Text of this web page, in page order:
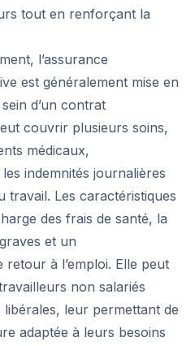
tout en renforçant la
l’assurance
est généralement mise en
d’un contrat
couvrir plusieurs soins,
médicaux,
indemnités journalières
travail. Les caractéristiques
des frais de santé, la
et un
à l’emploi. Elle peut
non salariés
leur permettant de
adaptée à leurs besoins